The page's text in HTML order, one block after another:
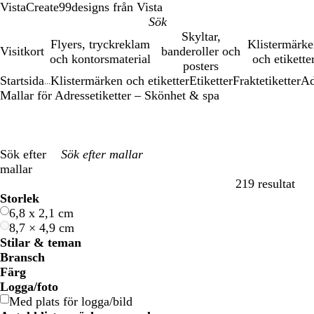
VistaCreate99designs från Vista
Visitkort
Flyers, tryckreklam
och kontorsmaterial
Skyltar,
banderoller och
posters
och
Startsida Klistermärken och etiketterEtiketterFraktetiketter
Mallar för Adressetiketter – Skönhet & spa
Sök efter
mallar
219 resultat
Filter
Storlek
6,8 x 2,1 cm
8,7 × 4,9 cm
Stilar & teman
Bransch
Färg
B
l
B
l
G
r
G
r
G
u
G
u
o
r
o
r
R
ö
R
ö
G
r
G
r
V
i
V
i
S
v
S
v
B
r
B
r
K
r
K
r
L
i
L
i
R
o
R
o
Logga/foto
Med plats för logga/bild